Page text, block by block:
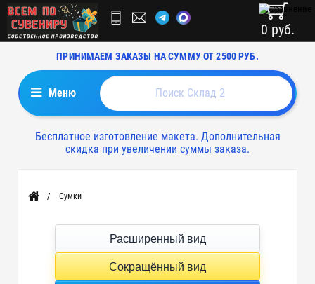
ПРИНИМАЕМ ЗАКАЗЫ НА СУММУ ОТ 2500 РУБ.
0 руб.
Меню
Бесплатное изготовление макета. Дополнительная
скидка при увеличении суммы заказа.
Главная Сумки
Расширенный вид
Сокращённый вид